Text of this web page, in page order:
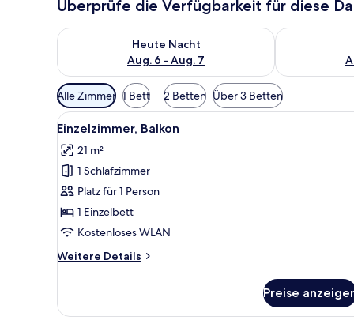
Überprüfe die Verfügbarkeit für diese
Heute Nacht
Aug. 6 - Aug. 7
Überprüfe die Verfügbarkeit für heute Nacht, Aug. 6
Überprüfe
Verfügbare
Filter
für
Zimmer
Alle Zimmer 1 Bett 2 Betten Über 3 Betten
Alle
Fotos
für
Einzelzimmer,
Balkon
anzeigen
Ein Hotelzimmer mit zwei
6
Einzelzimmer, Balkon
21 m²
1 Schlafzimmer
Platz für 1 Person
1 Einzelbett
Kostenloses WLAN
Weitere Details
Weitere
Balkon
Preise